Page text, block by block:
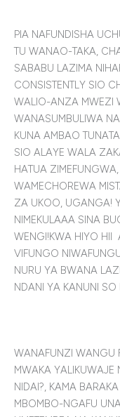
PIA NAFUNDISHA
TU WANAO-TAKA,
SABABU LAZIMA
CONSISTENTLY SIO
WALIO-ANZA MWEZI
WANASUMBULIWA
KUNA AMBAO
SIO ALAYE WALA
HATUA
WAMECHOREWA
ZA UKOO, UGANGA!
NIMEKULAAA SINA
WENGI!KWA HIYO HII
VIFUNGO
NURU YA BWANA
NDANI YA KANUNI SO
WANAFUNZI WANGU
MWAKA
NIDAI?, KAMA
MBOMBO-NGAFU